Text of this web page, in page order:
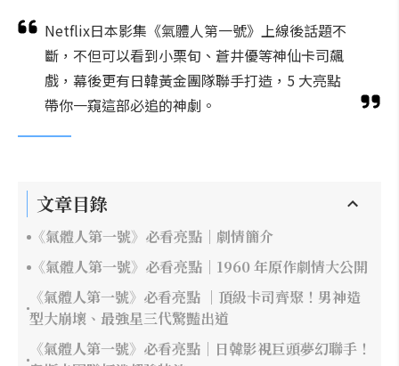
Netflix日本影集《氣體人第一號》上線後話題不
斷，不但可以看到小栗旬、蒼井優等神仙卡司飆
戲，幕後更有日韓黃金團隊聯手打造，5 大亮點
帶你一窺這部必追的神劇。
文章目錄
《氣體人第一號》必看亮點｜劇情簡介
《氣體人第一號》必看亮點｜1960 年原作劇情大公開
《氣體人第一號》必看亮點 ｜頂級卡司齊聚！男神造
型大崩壞、最強星三代驚豔出道
《氣體人第一號》必看亮點｜日韓影視巨頭夢幻聯手！